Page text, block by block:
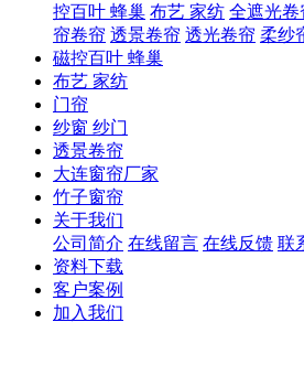
控百叶 蜂巢 布艺 家纺 全遮光卷
帘卷帘 透景卷帘 透光卷帘 柔纱
磁控百叶 蜂巢
布艺 家纺
门帘
纱窗 纱门
透景卷帘
大连窗帘厂家
竹子窗帘
关于我们
公司简介 在线留言 在线反馈 联
资料下载
客户案例
加入我们